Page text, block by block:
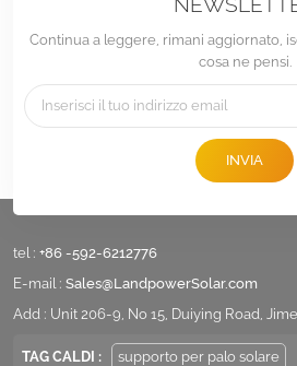
Continua a leggere, rimani aggiornato,
cosa ne pensi.
INVIA
tel : +86 -592-6212776
E-mail : Sales@LandpowerSolar.com
Add : Unit 206-9, No 15, Duiying Road,
TAG CALDI : supporto per palo solare